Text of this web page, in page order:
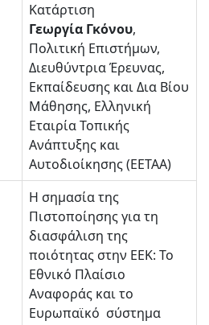
Κατάρτιση
Γεωργία Γκόνου,
Πολιτική Επιστήμων,
Διευθύντρια Έρευνας,
Εκπαίδευσης και Δια Βίου
Μάθησης, Ελληνική
Εταιρία Τοπικής
Ανάπτυξης και
Αυτοδιοίκησης (ΕΕΤΑΑ)
Η σημασία της
Πιστοποίησης για τη
διασφάλιση της
ποιότητας στην ΕΕΚ: Το
Εθνικό Πλαίσιο
Αναφοράς και το
Ευρωπαϊκό σύστημα